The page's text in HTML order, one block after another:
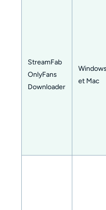
StreamFab
OnlyFans
Downloader
Windows
et Mac